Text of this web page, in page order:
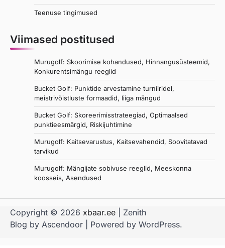
Teenuse tingimused
Viimased postitused
Murugolf: Skoorimise kohandused, Hinnangusüsteemid,
Konkurentsimängu reeglid
Bucket Golf: Punktide arvestamine turniiridel,
meistrivõistluste formaadid, liiga mängud
Bucket Golf: Skoreerimisstrateegiad, Optimaalsed
punktieesmärgid, Riskijuhtimine
Murugolf: Kaitsevarustus, Kaitsevahendid, Soovitatavad
tarvikud
Murugolf: Mängijate sobivuse reeglid, Meeskonna
koosseis, Asendused
Copyright © 2026 xbaar.ee | Zenith
Blog by Ascendoor | Powered by WordPress.